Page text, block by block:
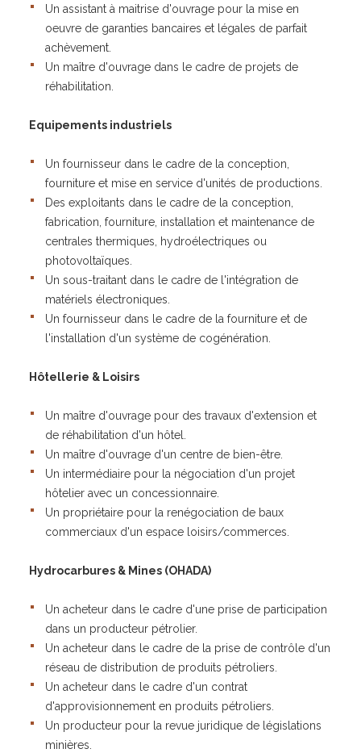
Un assistant à maitrise d'ouvrage pour la mise en
oeuvre de garanties bancaires et légales de parfait
achèvement.
Un maître d'ouvrage dans le cadre de projets de
réhabilitation.
Equipements industriels
Un fournisseur dans le cadre de la conception,
fourniture et mise en service d'unités de productions.
Des exploitants dans le cadre de la conception,
fabrication, fourniture, installation et maintenance de
centrales thermiques, hydroélectriques ou
photovoltaïques.
Un sous-traitant dans le cadre de l'intégration de
matériels électroniques.
Un fournisseur dans le cadre de la fourniture et de
l'installation d'un système de cogénération.
Hôtellerie & Loisirs
Un maître d'ouvrage pour des travaux d'extension et
de réhabilitation d'un hôtel.
Un maître d'ouvrage d'un centre de bien-être.
Un intermédiaire pour la négociation d'un projet
hôtelier avec un concessionnaire.
Un propriétaire pour la renégociation de baux
commerciaux d'un espace loisirs/commerces.
Hydrocarbures & Mines (OHADA)
Un acheteur dans le cadre d'une prise de participation
dans un producteur pétrolier.
Un acheteur dans le cadre de la prise de contrôle d'un
réseau de distribution de produits pétroliers.
Un acheteur dans le cadre d'un contrat
d'approvisionnement en produits pétroliers.
Un producteur pour la revue juridique de législations
minières.